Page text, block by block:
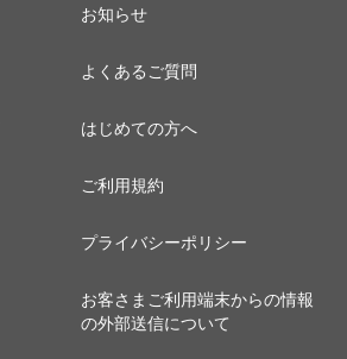
お知らせ
よくあるご質問
はじめての方へ
ご利用規約
プライバシーポリシー
お客さまご利用端末からの情報
の外部送信について